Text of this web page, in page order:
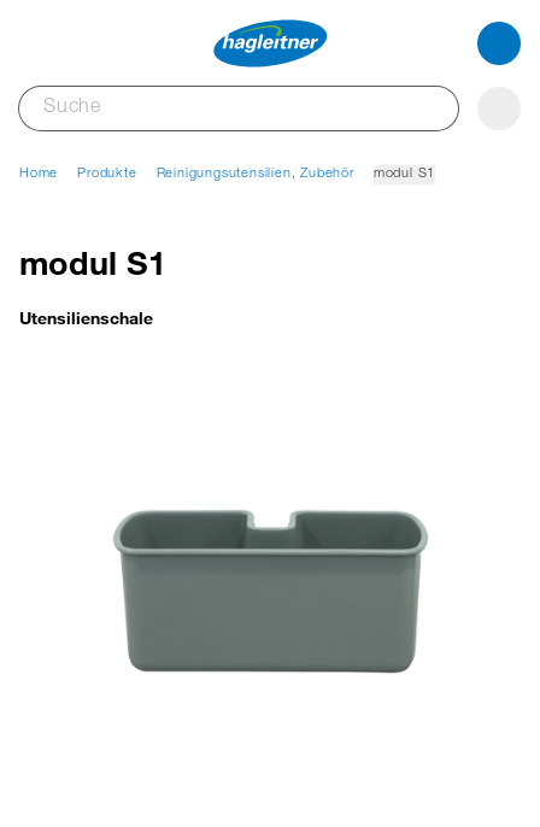
Home Produkte Reinigungsutensilien, Zubehör modul S1
modul S1
Utensilienschale